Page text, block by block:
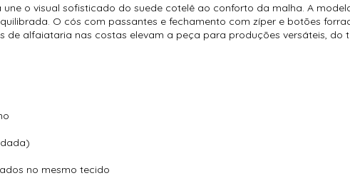
o visual sofisticado do suede cotelê ao conforto da malha. A
O cós com passantes e fechamento com zíper e botões
de alfaiataria nas costas elevam a peça para produções versáteis, do
no mesmo tecido